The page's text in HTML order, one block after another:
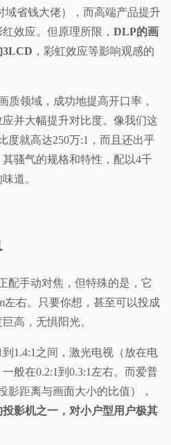
域省钱大佬），而高端产品提升
效应。但原理所限，DLP的画
3LCD ，彩虹效应等影响观感的
质领域，成功地提高开口率，
并大幅提升对比度。像我们这
度就高达250万:1，而且还出乎
骚气的规格和特性，配以4千
道。
配手动对焦，但特殊的是，它
左右。只要你想，甚至可以投成
高，无惧阳光。
1.4:1之间，激光电视（放在电
般在0.2:1到0.3:1左右。而爱普
影距离与画面大小的比值），
影机之一，对小户型用户极其